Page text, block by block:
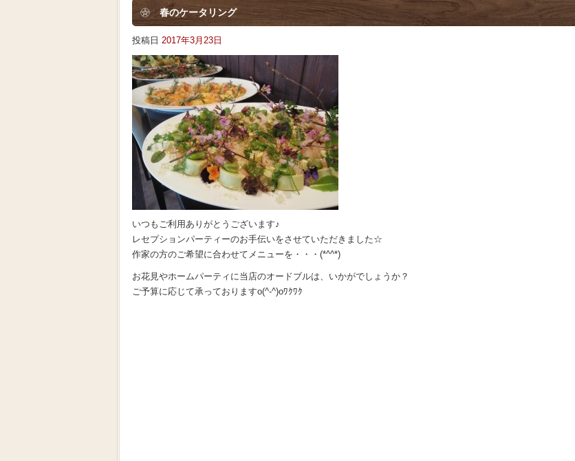
春のケータリング
投稿日 2017年3月23日
いつもご利用ありがとうございます♪
レセプションパーティーのお手伝いをさせていただきました☆
作家の方のご希望に合わせてメニューを・・・(*^^*)
お花見やホームパーティに当店のオードブルは、いかがでしょうか？
ご予算に応じて承っておりますo(^-^)oﾜｸﾜｸ